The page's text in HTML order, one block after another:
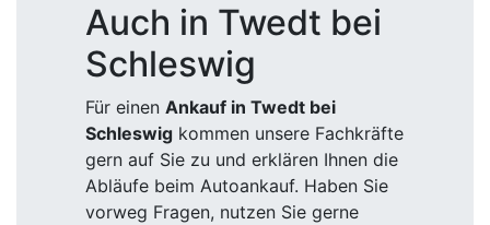
Auch in Twedt bei
Schleswig
Für einen Ankauf in Twedt bei
Schleswig kommen unsere Fachkräfte
gern auf Sie zu und erklären Ihnen die
Abläufe beim Autoankauf. Haben Sie
vorweg Fragen, nutzen Sie gerne